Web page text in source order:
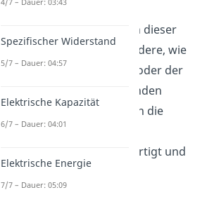
betrachten wir den
, denn dieser
kann alsGrundlagefür andere, wie
der
Zylinderkondensator
oder der
verstanden
werden. Außerdem werden die
Plattenkondensatoren am
häufigsten industriell gefertigt und
finden sich zum Beispiel in
Computern wieder.
Spezifischer Widerstand
5/7 – Dauer: 04:57
Elektrische Kapazität
6/7 – Dauer: 04:01
Elektrische Energie
7/7 – Dauer: 05:09